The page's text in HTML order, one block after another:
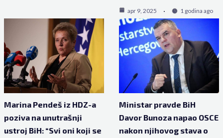
apr 9, 2025 1 godina ago
Marina Pendeš iz HDZ-a
poziva na unutrašnji
ustroj BiH: “Svi oni koji se
Ministar pravde BiH
Davor Bunoza napao OSCE
nakon njihovog stava o